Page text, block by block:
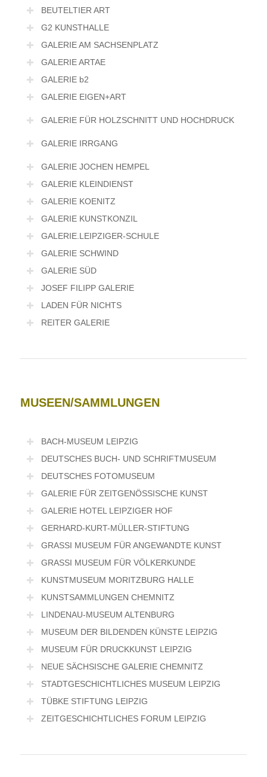
BEUTELTIER ART
G2 KUNSTHALLE
GALERIE AM SACHSENPLATZ
GALERIE ARTAE
GALERIE b2
GALERIE EIGEN+ART
GALERIE FÜR HOLZSCHNITT UND HOCHDRUCK
GALERIE IRRGANG
GALERIE JOCHEN HEMPEL
GALERIE KLEINDIENST
GALERIE KOENITZ
GALERIE KUNSTKONZIL
GALERIE.LEIPZIGER-SCHULE
GALERIE SCHWIND
GALERIE SÜD
JOSEF FILIPP GALERIE
LADEN FÜR NICHTS
REITER GALERIE
MUSEEN/SAMMLUNGEN
BACH-MUSEUM LEIPZIG
DEUTSCHES BUCH- UND SCHRIFTMUSEUM
DEUTSCHES FOTOMUSEUM
GALERIE FÜR ZEITGENÖSSISCHE KUNST
GALERIE HOTEL LEIPZIGER HOF
GERHARD-KURT-MÜLLER-STIFTUNG
GRASSI MUSEUM FÜR ANGEWANDTE KUNST
GRASSI MUSEUM FÜR VÖLKERKUNDE
KUNSTMUSEUM MORITZBURG HALLE
KUNSTSAMMLUNGEN CHEMNITZ
LINDENAU-MUSEUM ALTENBURG
MUSEUM DER BILDENDEN KÜNSTE LEIPZIG
MUSEUM FÜR DRUCKKUNST LEIPZIG
NEUE SÄCHSISCHE GALERIE CHEMNITZ
STADTGESCHICHTLICHES MUSEUM LEIPZIG
TÜBKE STIFTUNG LEIPZIG
ZEITGESCHICHTLICHES FORUM LEIPZIG